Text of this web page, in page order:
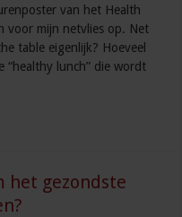
van het Health
voor mijn netvlies op. Net
table eigenlijk? Hoeveel
“healthy lunch” die wordt
het gezondste